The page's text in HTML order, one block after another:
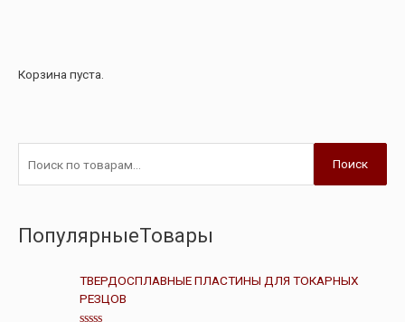
Корзина пуста.
Поиск
ПопулярныеТовары
ТВЕРДОСПЛАВНЫЕ ПЛАСТИНЫ ДЛЯ ТОКАРНЫХ
РЕЗЦОВ